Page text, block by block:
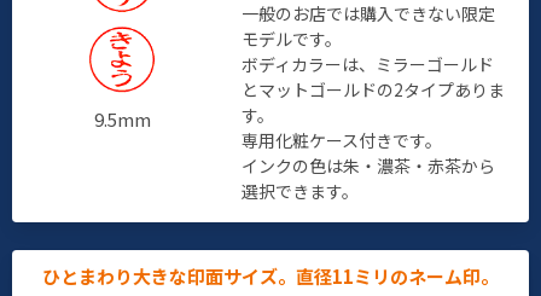
9.5mm
一般のお店では購入できない限定
モデルです。
ボディカラーは、ミラーゴールド
とマットゴールドの2タイプありま
す。
専用化粧ケース付きです。
インクの色は朱・濃茶・赤茶から
選択できます。
ひとまわり大きな印面サイズ。直径11ミリのネーム印。